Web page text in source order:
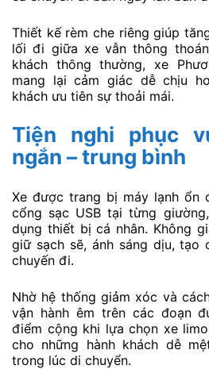
Thiết kế rèm che riêng giúp
lối đi giữa xe vẫn thông
khách thông thường, xe
mang lại cảm giác dễ chịu
khách ưu tiên sự thoải mái.
Tiện nghi phục
ngắn – trung bình
Xe được trang bị máy lạnh ổn
cổng sạc USB tại từng
dụng thiết bị cá nhân. Không
giữ sạch sẽ, ánh sáng dịu, tạo
chuyến đi.
Nhờ hệ thống giảm xóc và
vận hành êm trên các đoạn
điểm cộng khi lựa chọn xe
cho những hành khách dễ
trong lúc di chuyển.